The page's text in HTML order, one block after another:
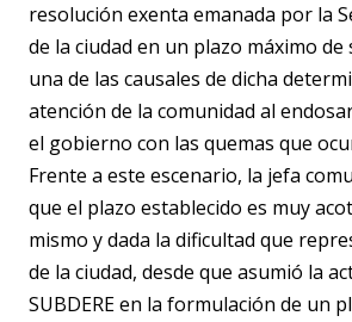
resolución exenta emanada por la
de la ciudad en un plazo máximo
una de las causales de dicha
atención de la comunidad al
el gobierno con las quemas que
Frente a este escenario, la jefa
que el plazo establecido es muy
mismo y dada la dificultad que
de la ciudad, desde que asumió la
SUBDERE en la formulación de un